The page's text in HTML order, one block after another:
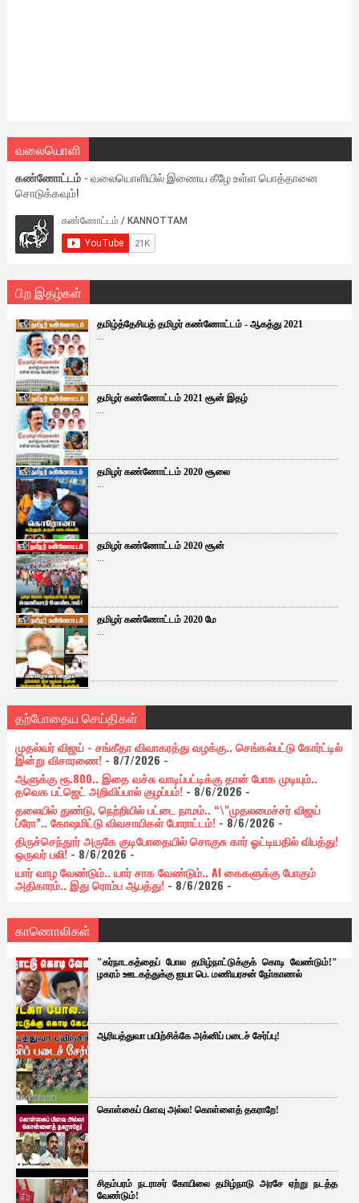
வலையொளி
கண்ணோட்டம் - வலையொளியில் இணைய கீழே உள்ள பொத்தானை
சொடுக்கவும்!
பிற இதழ்கள்
தமிழ்த்தேசியத் தமிழர் கண்ணோட்டம் - ஆகத்து 2021
...
தமிழர் கண்ணோட்டம் 2021 சூன் இதழ்
...
தமிழர் கண்ணோட்டம் 2020 சூலை
...
தமிழர் கண்ணோட்டம் 2020 சூன்
...
தமிழர் கண்ணோட்டம் 2020 மே
...
தற்போதைய செய்திகள்
முதல்வர் விஜய் - சங்கீதா விவாகரத்து வழக்கு.. செங்கல்பட்டு கோர்ட்டில்
இன்று விசாரணை!- 8/7/2026 -
ஆளுக்கு ரூ.800.. இதை வச்சு வாடிப்பட்டிக்கு தான் போக முடியும்..
தவெக பட்ஜெட் அறிவிப்பால் குழப்பம்!- 8/6/2026 -
தலையில் துண்டு, நெற்றியில் பட்டை நாமம்.. “\"முதலமைச்சர் விஜய்
ப்ரோ”.. கோஷமிட்டு விவசாயிகள் போராட்டம்!- 8/6/2026 -
திருச்செந்தூர் அருகே குடிபோதையில் சொகுசு கார் ஓட்டியதில் விபத்து!
ஒருவர் பலி!- 8/6/2026-
யார் வாழ வேண்டும்.. யார் சாக வேண்டும்.. AI கைகளுக்கு போகும்
அதிகாரம்.. இது ரொம்ப ஆபத்து!- 8/6/2026 -
காணொலிகள்
"கர்நாடகத்தைப் போல தமிழ்நாட்டுக்குக் கொடி வேண்டும்!"
ழகரம் ஊடகத்துக்கு ஐயா பெ. மணியரசன் நோ்காணல்
ஆரியத்துவா பயிற்சிக்கே அக்னிப் படைச் சேர்ப்பு!
கொள்கைப் பிளவு அல்ல! கொள்ளைத் தகராறே!
சிதம்பரம் நடராசர் கோயிலை தமிழ்நாடு அரசே ஏற்று நடத்த
வேண்டும்!